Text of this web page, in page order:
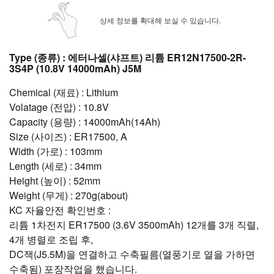
상세 정보를 확대해 보실 수 있습니다.
Type (종류) : 에터나셀(샤프트) 리튬 ER12N17500-2R-
3S4P (10.8V 14000mAh) J5M
Chemical (재료) : Lithium
Volatage (전압) : 10.8V
Capacity (용량) : 14000mAh(14Ah)
Size (사이즈) : ER17500, A
Width (가로) : 103mm
Length (세로) : 34mm
Height (높이) : 52mm
Weight (무게) : 270g(about)
KC 자율안전 확인번호 :
리튬 1차전지 ER17500 (3.6V 3500mAh) 12개를 3개 직렬,
4개 병렬로 조립 후,
DC잭(J5.5M)을 연결하고 수축필름(열풍기로 열을 가하면
수축됨) 포장작업을 했습니다.